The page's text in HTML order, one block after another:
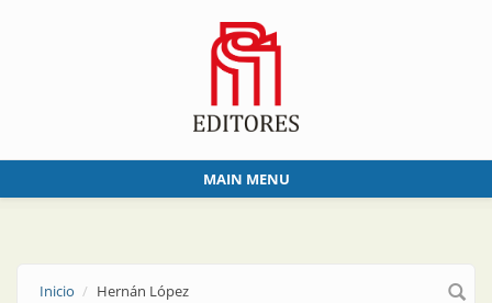
MAIN MENU
Inicio Hernán López